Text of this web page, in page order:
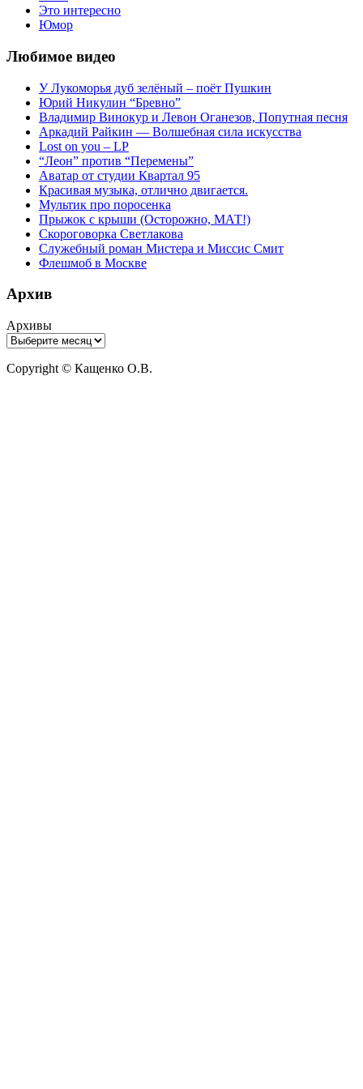
Это интересно
Юмор
Любимое видео
У Лукоморья дуб зелёный – поёт Пушкин
Юрий Никулин “Бревно”
Владимир Винокур и Левон Оганезов, Попутная песня
Аркадий Райкин — Волшебная сила искусства
Lost on you – LP
“Леон” против “Перемены”
Аватар от студии Квартал 95
Красивая музыка, отлично двигается.
Мультик про поросенка
Прыжок с крыши (Осторожно, МАТ!)
Скороговорка Светлакова
Служебный роман Мистера и Миссис Смит
Флешмоб в Москве
Архив
Архивы
Copyright © Кащенко О.В.